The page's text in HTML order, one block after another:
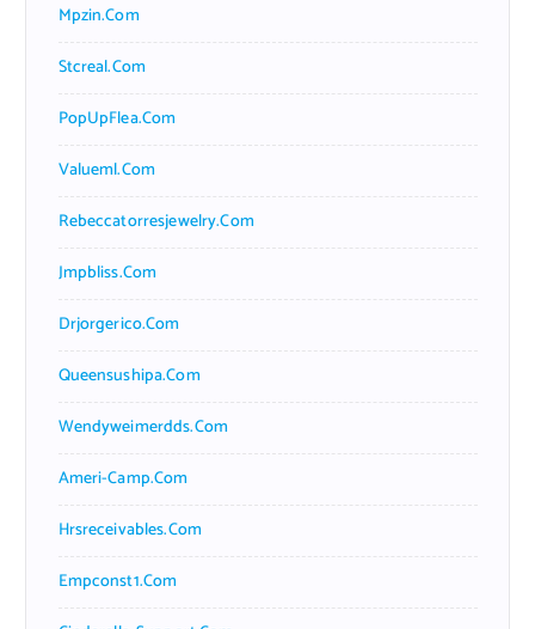
Mpzin.com
Stcreal.com
PopUpFlea.com
Valueml.com
Rebeccatorresjewelry.com
Jmpbliss.com
Drjorgerico.com
Queensushipa.com
Wendyweimerdds.com
Ameri-Camp.com
Hrsreceivables.com
Empconst1.com